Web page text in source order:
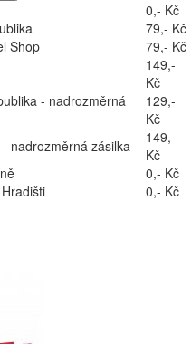
0,- Kč
79,- Kč
Shop
79,- Kč
149,-
Kč
- nadrozměrná
129,-
Kč
nadrozměrná zásilka
149,-
Kč
0,- Kč
0,- Kč